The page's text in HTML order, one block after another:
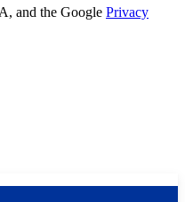
and the Google Privacy